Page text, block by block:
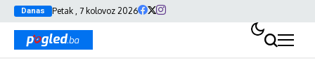
Danas Petak , 7 kolovoz 2026